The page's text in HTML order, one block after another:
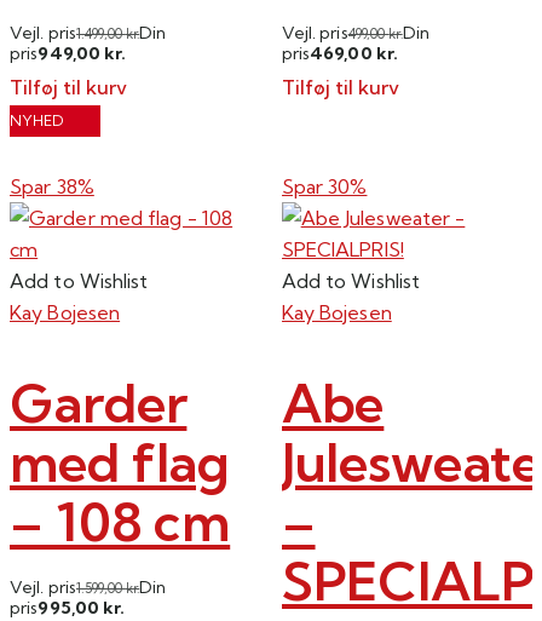
Vejl. pris1.499,00kr.Din
pris949,00 kr.
Tilføj til kurv
NYHED
Vejl. pris499,00kr.Din
pris469,00 kr.
Tilføj til kurv
Spar 38%
Add to Wishlist
Kay Bojesen
Garder
med flag
– 108 cm
Vejl. pris1.599,00kr.Din
pris995,00 kr.
Spar 30%
Add to Wishlist
Kay Bojesen
Abe
–